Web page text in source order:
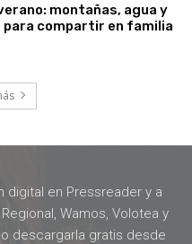
montañas, agua y
compartir en familia
digital en Pressreader y a
Wamos, Volotea y
descargarla gratis desde